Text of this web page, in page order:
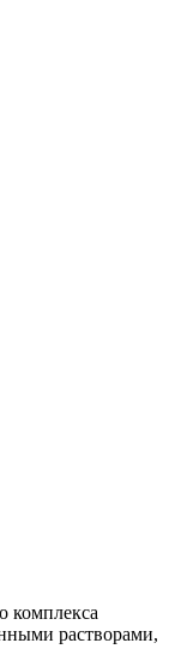
комплекса
растворами,